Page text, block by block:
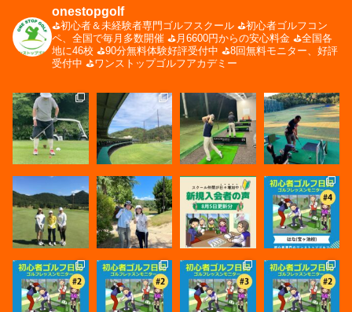
onestopgolf
⛳️初心者＆未経験者専門ゴルフスクール ⛳️初心者ゴルフコン
ペ、全国で毎月多数開催 ⛳️月6600円からの安心料金 ⛳️全国各
地に46校 ⛳️90分無料体験好評受付中 ⛳️8回無料モニター、好評
受付中 ⛳️ワンストップゴルフアカデミー